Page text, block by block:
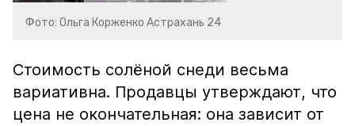
Фото: Ольга Корженко Астрахань 24
Стоимость солёной снеди весьма
вариативна. Продавцы утверждают, что
цена не окончательная: она зависит от